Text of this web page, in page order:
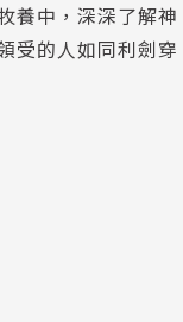
養中，深深了解神
受的人如同利劍穿